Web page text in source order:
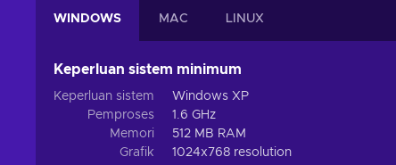
WINDOWS MAC LINUX
Keperluan sistem minimum
Keperluan sistem
Windows XP
Pemproses
1.6 GHz
Memori
512 MB RAM
Grafik
1024x768 resolution